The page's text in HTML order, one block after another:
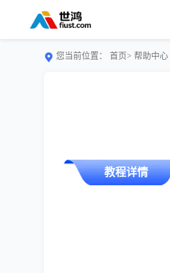
您当前位置： 首页> 帮助中心
教程详情